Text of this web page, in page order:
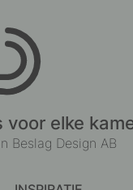
voor elke
Beslag Design AB